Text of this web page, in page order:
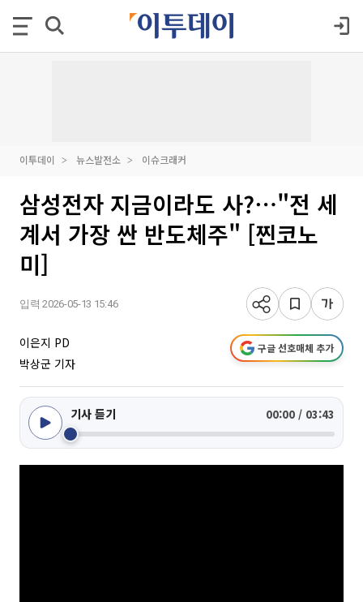
이투데이 뉴스발전소 이슈크래커
삼성전자 지금이라도 사?⋯"전 세
계서 가장 싼 반도체주" [찐코노
미]
입력 2026-05-13 15:46
이은지 PD
박상군 기자
구글 선호매체 추가
기사 듣기 00:00 / 03:43